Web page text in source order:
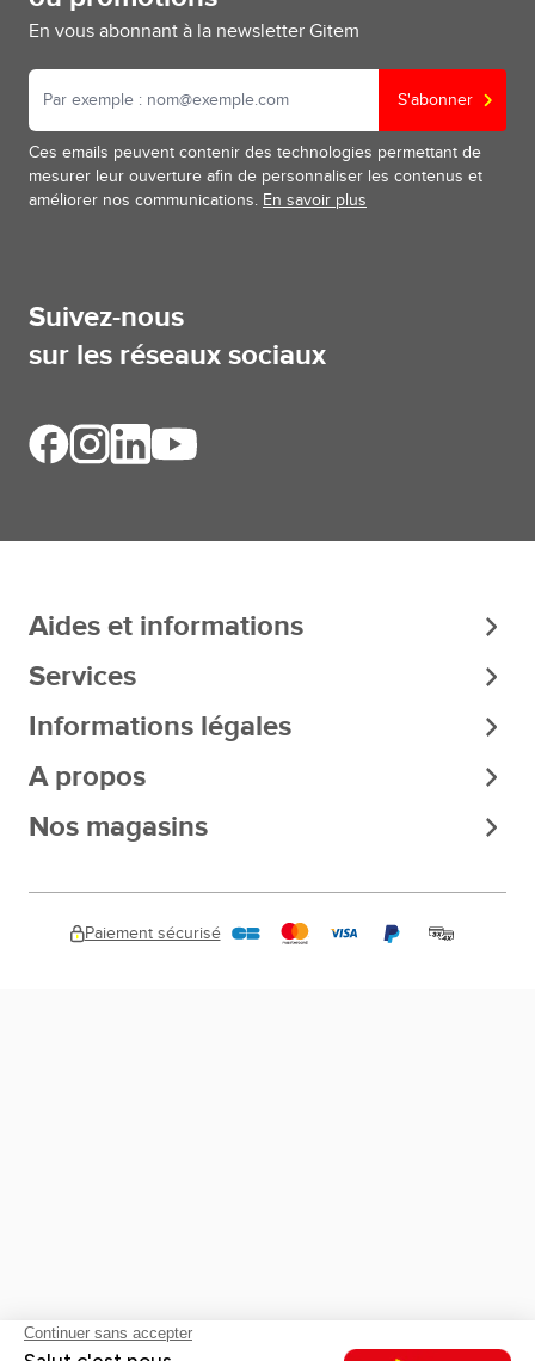
En vous abonnant à la newsletter Gitem
S'abonner
Ces emails peuvent contenir des technologies permettant de
mesurer leur ouverture afin de personnaliser les contenus et
améliorer nos communications. En savoir plus
Suivez-nous
sur les réseaux sociaux
Aides et informations
Services
Informations légales
A propos
Nos magasins
Paiement sécurisé